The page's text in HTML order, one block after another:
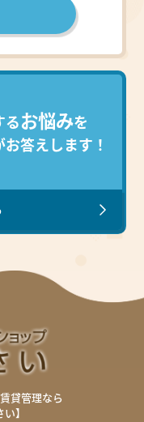
るお悩みを
答えします！
ていただきま
せんので、予め
ます。
せんのでご了承
わせくださいま
貸管理なら
】